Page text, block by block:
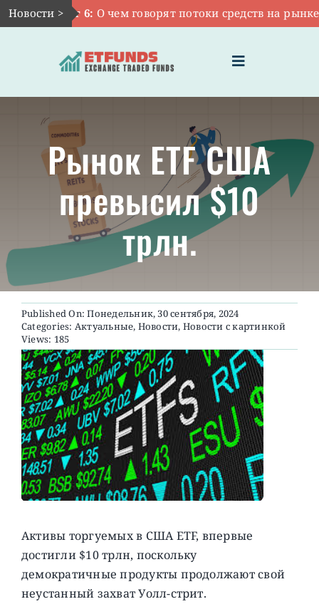
Skip
to
Новости >
Авг 6:О чем говорят потоки средств на рынке
Toggle
Navigation
ГЛАВНАЯ
ЧТО ТАКОЕ ETF
ИНВЕСТИЦИИ В ETF
ТЕМАТИЧЕСКИЕ ETF
АКТУАЛЬНЫЕ
О ПРОЕКТЕ
Рынок ETF США
превысил $10
трлн.
Published On: Понедельник, 30 сентября, 2024
Categories: Актуальные, Новости, Новости с картинкой
Views: 185
Активы торгуемых в США ETF, впервые
достигли $10 трлн, поскольку
демократичные продукты продолжают свой
неустанный захват Уолл-стрит.